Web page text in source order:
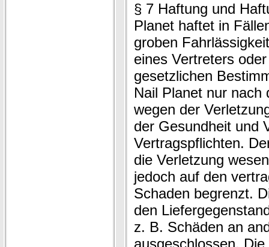
§ 7 Haftung und
Planet haftet in
groben
eines Vertreters
gesetzlichen
Nail Planet nur nach
wegen der
der Gesundheit und
Vertragspflichten.
die Verletzung
jedoch auf den
Schaden begrenzt.
den
z. B. Schäden an
ausgeschlossen.